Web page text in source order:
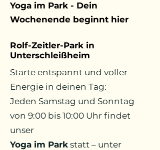
Yoga im Park - Dein
Wochenende beginnt hier
Rolf-Zeitler-Park in
Unterschleißheim
Starte entspannt und voller
Energie in deinen Tag:
Jeden Samstag und Sonntag
von 9:00 bis 10:00 Uhr findet
unser
Yoga im Park statt – unter